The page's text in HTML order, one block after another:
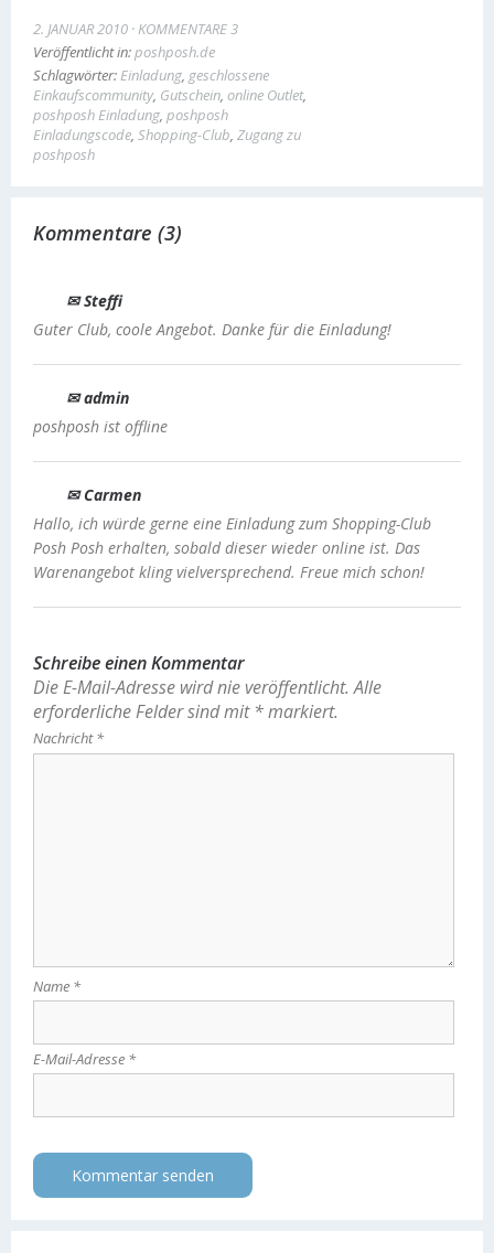
2. JANUAR 2010 KOMMENTARE 3
Veröffentlicht in:poshposh.de
Schlagwörter:Einladung, geschlossene
Einkaufscommunity, Gutschein, online Outlet,
poshposh Einladung, poshposh
Einladungscode, Shopping-Club, Zugang zu
poshposh
Kommentare (3)
✉ Steffi
Guter Club, coole Angebot. Danke für die Einladung!
✉ admin
poshposh ist offline
✉ Carmen
Hallo, ich würde gerne eine Einladung zum Shopping-Club
Posh Posh erhalten, sobald dieser wieder online ist. Das
Warenangebot kling vielversprechend. Freue mich schon!
Schreibe einen Kommentar
Die E-Mail-Adresse wird nie veröffentlicht. Alle
erforderliche Felder sind mit *markiert.
Nachricht*
Name *
E-Mail-Adresse *